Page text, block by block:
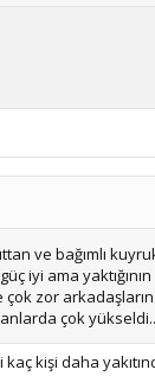
ve bağımlı
iyi ama yaktığının
çok zor
çok yükseldi..
kişi daha